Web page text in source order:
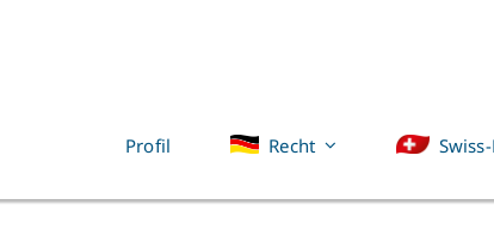
Profil Recht